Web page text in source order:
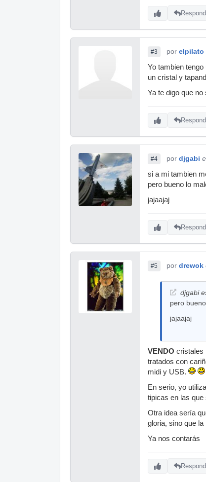
#3 por elpilato
Yo tambien
un cristal y
Ya te digo que
#4 por djgabi
si a mi tambien
pero bueno lo
jajaajaj
#5 por drewok
djgabi
pero
jajaajaj
VENDO cristales
tratados con
midi y USB.
En serio, yo
tipicas en las
Otra idea sería
gloria, sino que
Ya nos contarás